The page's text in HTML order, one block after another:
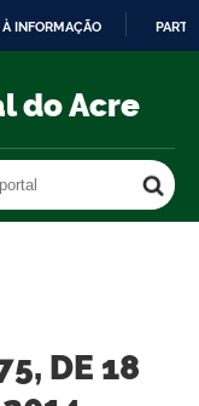
INFORMAÇÃO
do Acre
Buscar no portal
DE 18